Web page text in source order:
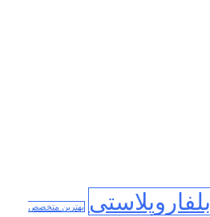
بلفاروپلاستی
بهترین متخصص